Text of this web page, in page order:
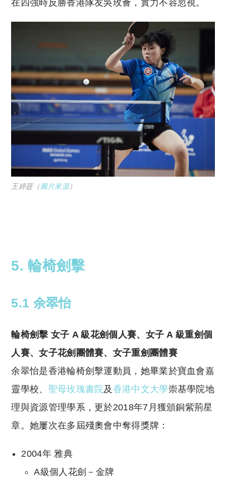
在四強時反勝香港隊友吳玫薈，實力不容忽視。
王婷莛（圖片來源）
5. 輪椅劍擊
5.1 余翠怡
輪椅劍擊 女子 A 級花劍個人賽、女子 A 級重劍個
人賽、女子花劍團體賽、女子重劍團體賽
余翠怡是香港輪椅劍擊運動員，她畢業於寶血會嘉
靈學校、 聖母玫瑰書院及 香港中文大學崇基學院地
理與資源管理學系，更於2018年7月獲頒銅紫荊星
章。她屢次在多屆殘奧會中奪得獎牌：
2004年 雅典
A級個人花劍－金牌